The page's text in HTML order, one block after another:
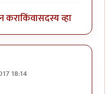
कराकिंवासदस्य व्हा
18:14